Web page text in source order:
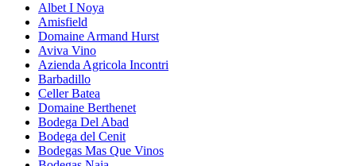
Albet I Noya
Amisfield
Domaine Armand Hurst
Aviva Vino
Azienda Agricola Incontri
Barbadillo
Celler Batea
Domaine Berthenet
Bodega Del Abad
Bodega del Cenit
Bodegas Mas Que Vinos